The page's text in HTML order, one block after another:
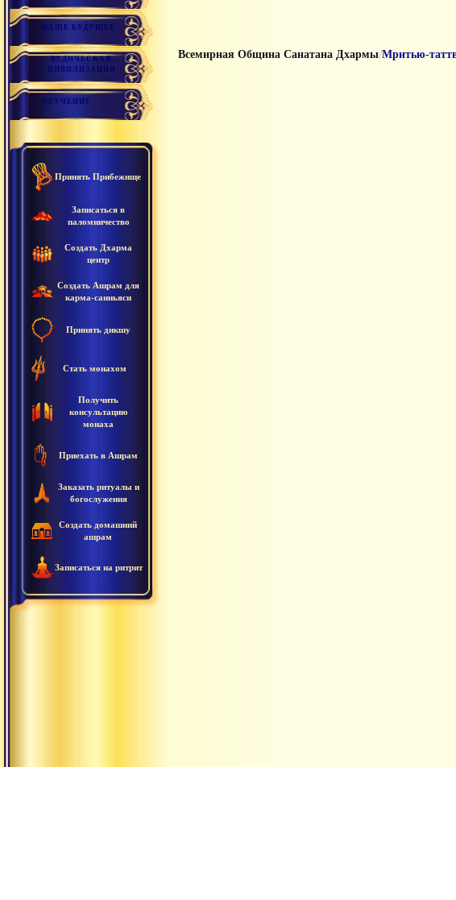
НАШЕ БУДУЩЕЕ
ВЕДИЧЕСКАЯ
ЦИВИЛИЗАЦИЯ
ОБУЧЕНИЕ
Принять Прибежище
Записаться в
паломничество
Создать Дхарма
центр
Создать Ашрам для
карма-санньяси
Принять дикшу
Стать монахом
Получить
консультацию
монаха
Приехать в Ашрам
Заказать ритуалы и
богослужения
Создать домашний
ашрам
Записаться на ритрит
Всемирная Община Санатана Дхармы/Мритью-